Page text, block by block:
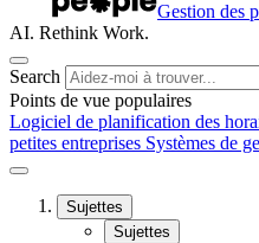
Gestion des
AI. Rethink Work.
Search
Points de vue populaires
Logiciel de planification des
petites entreprises Systèmes de
Sujettes
Sujettes